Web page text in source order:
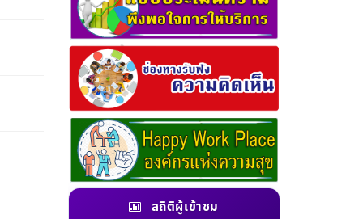
สถิติผู้เข้าชม